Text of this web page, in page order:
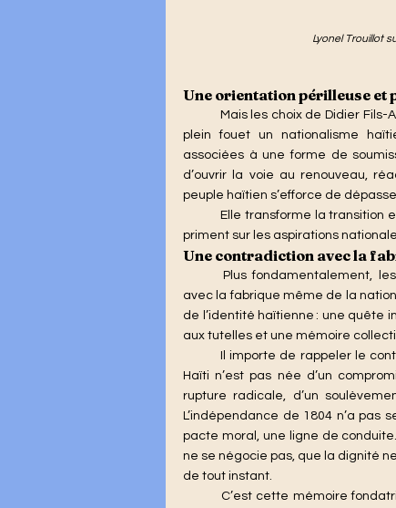
Lyonel Trouillot
Une orientation périlleuse et
Mais les choix de Didier
plein fouet un nationalisme
associées à une forme de
d’ouvrir la voie au renouveau,
peuple haïtien s’efforce de
priment sur les aspirations
Une contradiction avec la
Plus fondamentalement,
avec la fabrique même de la
de l’identité haïtienne : une quête
aux tutelles et une mémoire
	Il importe de rappeler le contexte historique qui fonde cette exigence de souveraineté.
Haïti n’est pas née d’un
rupture radicale, d’un
L’indépendance de 1804 n’a pas
pacte moral, une ligne de
ne se négocie pas, que la dignité
de tout instant.